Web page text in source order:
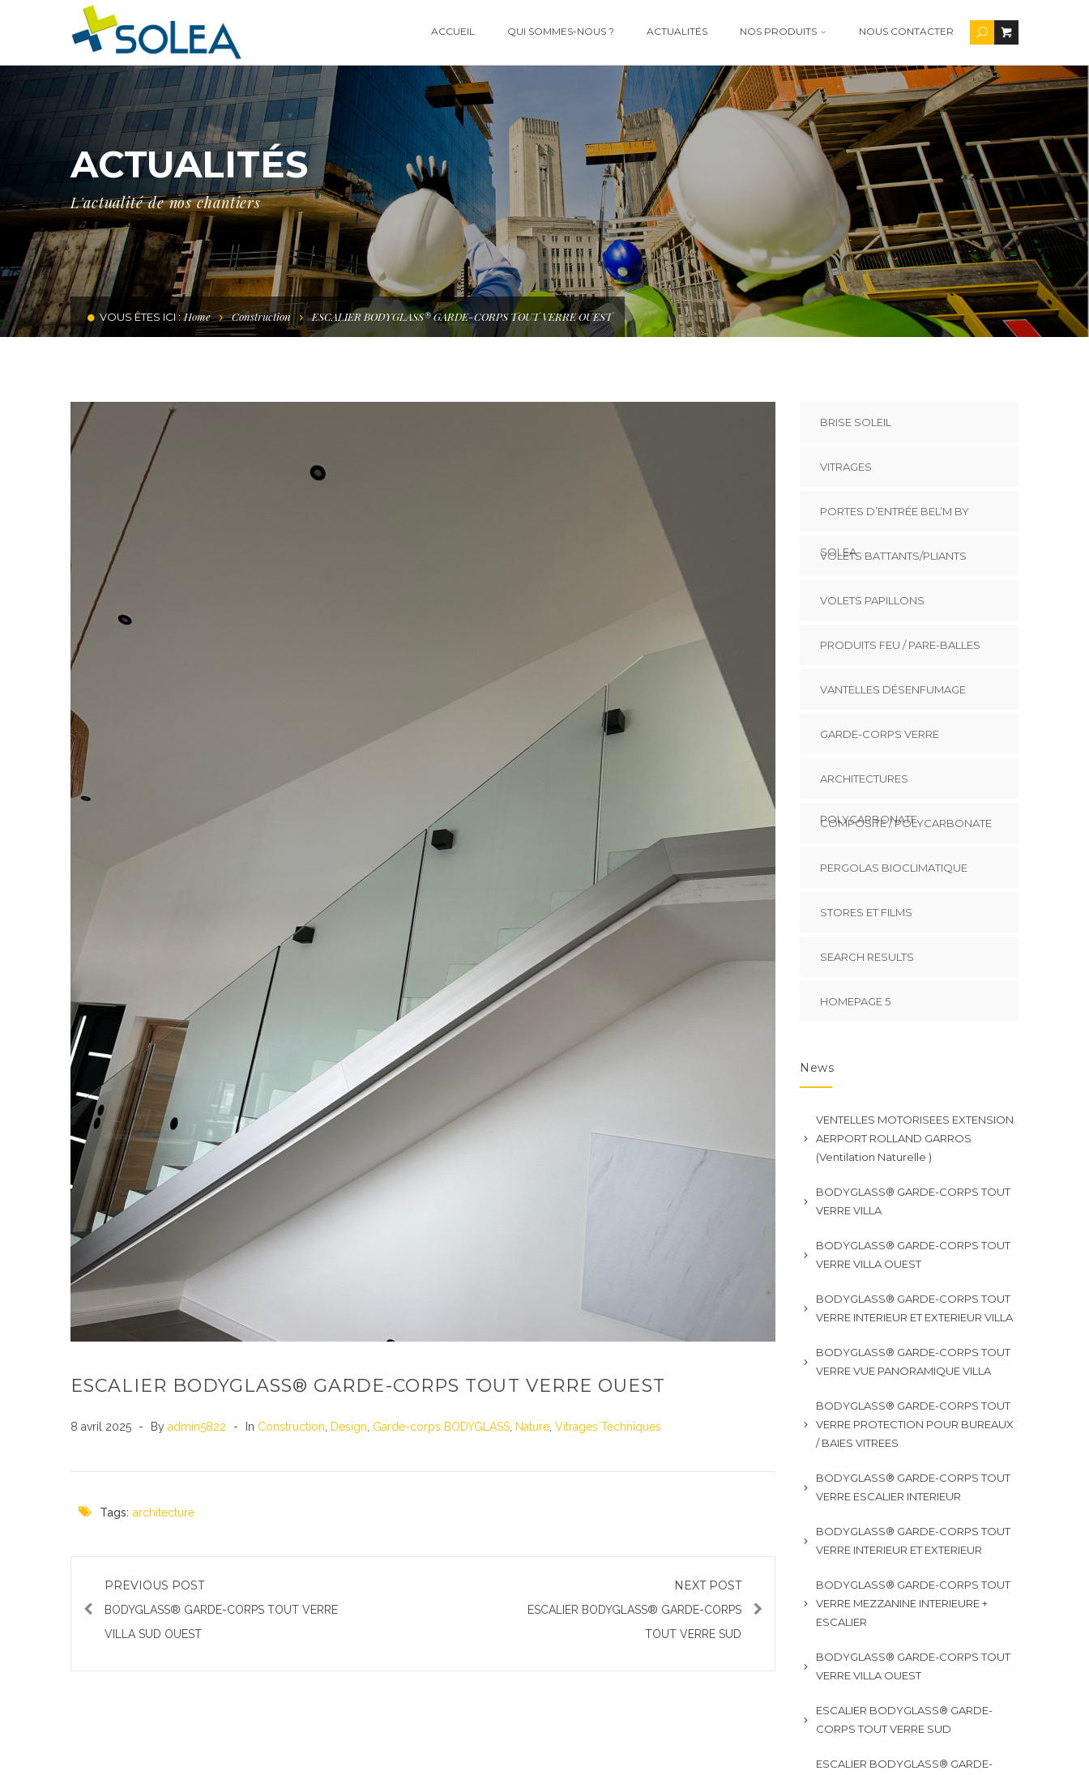
ACCUEIL QUI SOMMES-NOUS ? ACTUALITÉS NOS PRODUITS NOUS CONTACTER
ACTUALITÉS
L'actualité de nos chantiers
VOUS ÊTES ICI : Home Construction ESCALIER BODYGLASS® GARDE-CORPS TOUT VERRE OUEST
ESCALIER BODYGLASS® GARDE-CORPS TOUT VERRE OUEST
8 avril 2025 By admin5822 In Construction Design Garde-corps BODYGLASS Nature Vitrages Techniques
Tags: architecture
PREVIOUS POST
BODYGLASS® GARDE-CORPS TOUT VERRE
VILLA SUD OUEST
NEXT POST
ESCALIER BODYGLASS® GARDE-CORPS
TOUT VERRE SUD
BRISE SOLEIL
VITRAGES
PORTES D’ENTRÉE BEL’M BY
SOLEA
VOLETS BATTANTS/PLIANTS
VOLETS PAPILLONS
PRODUITS FEU / PARE-BALLES
VANTELLES DÉSENFUMAGE
GARDE-CORPS VERRE
ARCHITECTURES
POLYCARBONATE
COMPOSITE / POLYCARBONATE
PERGOLAS BIOCLIMATIQUE
STORES ET FILMS
SEARCH RESULTS
HOMEPAGE 5
News
VENTELLES MOTORISEES EXTENSION
AERPORT ROLLAND GARROS
(Ventilation Naturelle )
BODYGLASS® GARDE-CORPS TOUT
VERRE VILLA
BODYGLASS® GARDE-CORPS TOUT
VERRE VILLA OUEST
BODYGLASS® GARDE-CORPS TOUT
VERRE INTERIEUR ET EXTERIEUR VILLA
BODYGLASS® GARDE-CORPS TOUT
VERRE VUE PANORAMIQUE VILLA
BODYGLASS® GARDE-CORPS TOUT
VERRE PROTECTION POUR BUREAUX
/ BAIES VITREES
BODYGLASS® GARDE-CORPS TOUT
VERRE ESCALIER INTERIEUR
BODYGLASS® GARDE-CORPS TOUT
VERRE INTERIEUR ET EXTERIEUR
BODYGLASS® GARDE-CORPS TOUT
VERRE MEZZANINE INTERIEURE +
ESCALIER
BODYGLASS® GARDE-CORPS TOUT
VERRE VILLA OUEST
ESCALIER BODYGLASS® GARDE-
CORPS TOUT VERRE SUD
ESCALIER BODYGLASS® GARDE-